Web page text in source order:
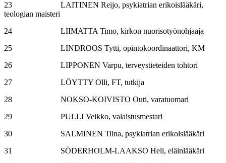
23 LAITINEN Reijo, psykiatrian erikoislääkäri,
teologian maisteri
24 LIIMATTA Timo, kirkon nuorisotyönohjaaja
25 LINDROOS Tytti, opintokoordinaattori, KM
26 LIPPONEN Varpu, terveystieteiden tohtori
27 LÖYTTY Olli, FT, tutkija
28 NOKSO-KOIVISTO Outi, varatuomari
29 PULLI Veikko, valaistusmestari
30 SALMINEN Tiina, psykiatrian erikoislääkäri
31 SÖDERHOLM-LAAKSO Heli, eläinlääkäri